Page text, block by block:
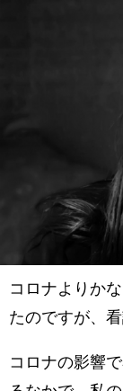
コロナよりか
たのですが、
コロナの影響